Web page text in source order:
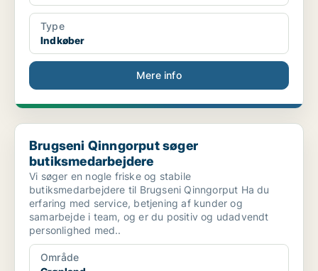
Type
Indkøber
Mere info
Brugseni Qinngorput søger butiksmedarbejdere
Brugseni Qinngorput søger
butiksmedarbejdere
Vi søger en nogle friske og stabile
butiksmedarbejdere til Brugseni Qinngorput Ha du
erfaring med service, betjening af kunder og
samarbejde i team, og er du positiv og udadvendt
personlighed med..
Område